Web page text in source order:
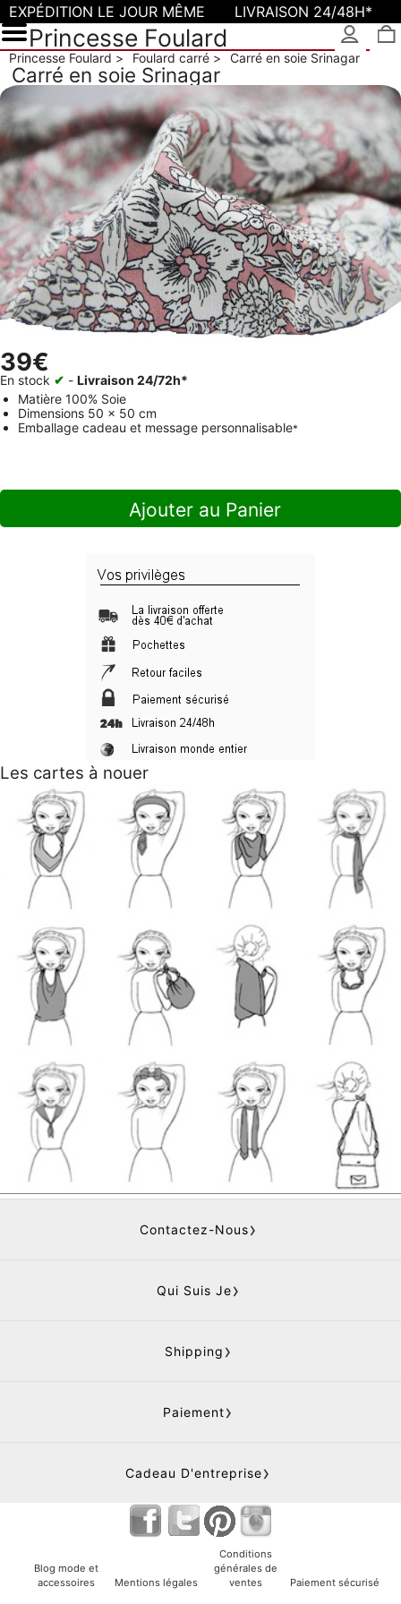
Princesse Foulard
Princesse Foulard Foulard carré Carré en soie Srinagar
Carré en soie Srinagar
39€
En stock ✔ - Livraison 24/72h*
Matière 100% Soie
Dimensions 50 x 50 cm
Emballage cadeau et message personnalisable*
Ajouter au Panier
Les cartes à nouer
Contactez-Nous
Qui Suis Je
Shipping
Paiement
Cadeau D'entreprise
Blog mode et
accessoires
Mentions légales
Conditions
générales de
ventes
Paiement sécurisé
EXPÉDITION LE JOUR MÊME LIVRAISON 24/48H*